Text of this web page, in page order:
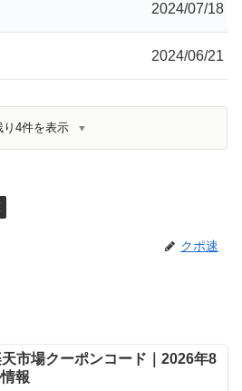
2024/07/18
2024/06/21
り4件を表示
クポ速
市場クーポンコード｜2026年8
報